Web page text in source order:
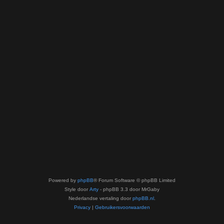
Powered by phpBB® Forum Software © phpBB Limited
Style door Arty - phpBB 3.3 door MrGaby
Nederlandse vertaling door phpBB.nl
Privacy | Gebruikersvoorwaarden